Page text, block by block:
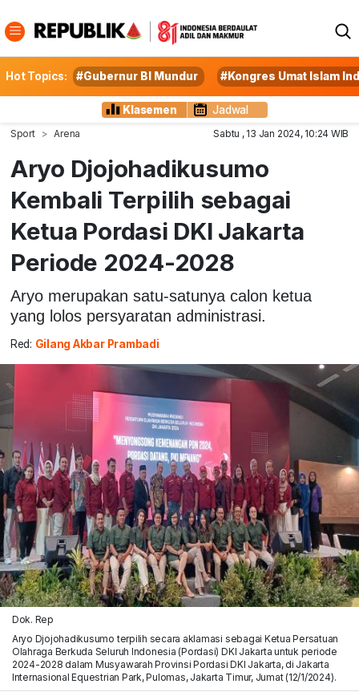
Hot Topics: #Gubernur BI Mundur #Kongres Umat Islam
Klasemen Jadwal
Sport Arena Sabtu , 13 Jan 2024, 10:24 WIB
Aryo Djojohadikusumo
Kembali Terpilih sebagai
Ketua Pordasi DKI Jakarta
Periode 2024-2028
Aryo merupakan satu-satunya calon ketua
yang lolos persyaratan administrasi.
Red: Gilang Akbar Prambadi
Dok. Rep
Aryo Djojohadikusumo terpilih secara aklamasi sebagai Ketua Persatuan
Olahraga Berkuda Seluruh Indonesia (Pordasi) DKI Jakarta untuk periode
2024-2028 dalam Musyawarah Provinsi Pordasi DKI Jakarta, di Jakarta
Internasional Equestrian Park, Pulomas, Jakarta Timur, Jumat (12/1/2024).